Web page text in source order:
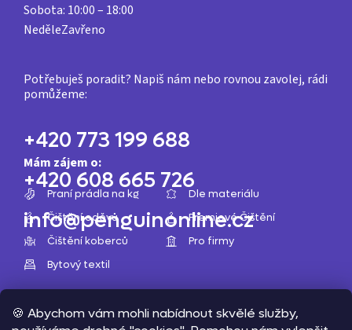
🍪 Abychom vám mohli nabídnout skvělé služby,
Mám zájem o:
Praní prádla na kg
Dle materiálu
Čištění oděvů
Premiové Čištění
Čištění koberců
Pro firmy
Bytový textil
Sobota: 10:00 – 18:00
NeděleZavřeno
Potřebuješ poradit? Napiš nám nebo rovnou zavolej, rádi
pomůžeme:
+420 773 199 688
+420 608 665 726
info@penguinonline.cz
Copyright 2026